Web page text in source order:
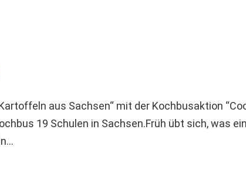
aus Sachsen“ mit der Kochbusaktion
19 Schulen in Sachsen.Früh übt sich, was